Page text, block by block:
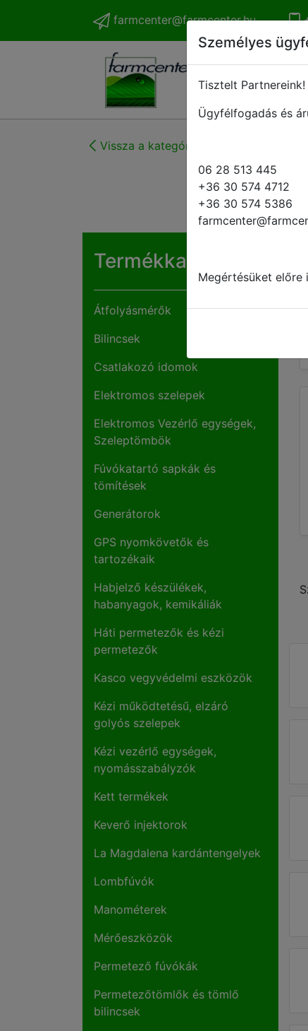
farmcenter@farmcenter.hu
Vissza a kategóriákhoz
Termékkategóriák
Átfolyásmérők
Bilincsek
Csatlakozó idomok
Elektromos szelepek
Elektromos Vezérlő egységek,
Szeleptömbök
Fúvókatartó sapkák és
tömítések
Generátorok
GPS nyomkövetők és
tartozékaik
Habjelző készülékek,
habanyagok, kemikáliák
Háti permetezők és kézi
permetezők
Kasco vegyvédelmi eszközök
Kézi működtetésű, elzáró
golyós szelepek
Kézi vezérlő egységek,
nyomásszabályzók
Kett termékek
Keverő injektorok
La Magdalena kardántengelyek
Lombfúvók
Manométerek
Mérőeszközök
Permetező fúvókák
Permetezőtömlők és tömlő
bilincsek
Személyes
Tisztelt Partnereink!
Ügyfélfogadás és
06 28 513 445
+36 30 574 4712
+36 30 574 5386
Megértésüket előre